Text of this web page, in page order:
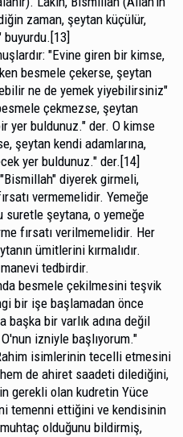
zaman, şeytan küçülür,
"Evine giren bir kimse,
besmele çekerse, şeytan
ne de yemek yiyebilirsiniz"
çekmezse, şeytan
yer buldunuz." der. O kimse
şeytan kendi adamlarına,
yer buldunuz." der.[14]
diyerek girmeli,
vermemelidir. Yemeğe
suretle şeytana, o yemeğe
fırsatı veril­memelidir. Her
ümit­lerini kırmalıdır.
ted­birdir.
besmele çekilme­sini teşvik
bir işe başla­madan önce
başka bir varlık adına değil
izniyle başlıyorum."
isimlerinin tecelli etmesini
de ahiret saadeti dilediğini,
gerekli olan kudretin Yüce
temenni ettiğini ve kendisinin
muhtaç olduğunu bildirmiş,